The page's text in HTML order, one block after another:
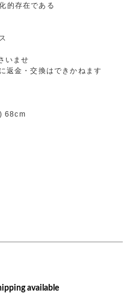
的存在である
いませ
返金・交換はできかねます
68cm
available